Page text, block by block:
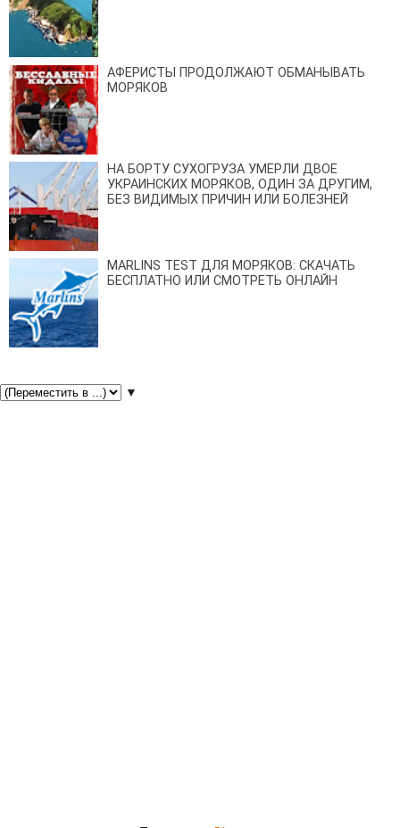
АФЕРИСТЫ ПРОДОЛЖАЮТ ОБМАНЫВАТЬ
МОРЯКОВ
НА БОРТУ СУХОГРУЗА УМЕРЛИ ДВОЕ
УКРАИНСКИХ МОРЯКОВ, ОДИН ЗА ДРУГИМ,
БЕЗ ВИДИМЫХ ПРИЧИН ИЛИ БОЛЕЗНЕЙ
MARLINS TEST ДЛЯ МОРЯКОВ: СКАЧАТЬ
БЕСПЛАТНО ИЛИ СМОТРЕТЬ ОНЛАЙН
▼